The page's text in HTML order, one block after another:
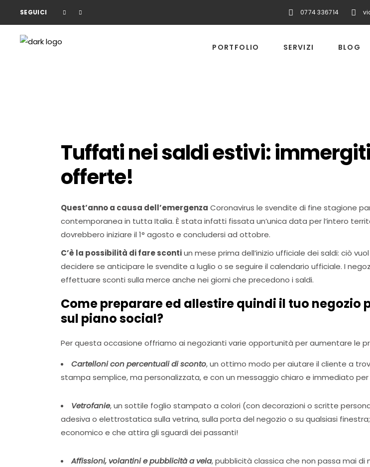
SEGUICI 0774 336714
PORTFOLIO SERVIZI BLOG
Tuffati nei saldi estivi:
offerte!
Quest’anno a causa dell’emergenza Coronavirus le svendite di fine stagione
contemporanea in tutta Italia. È stata infatti fissata un’unica data per l’intero
dovrebbero iniziare il 1° agosto e concludersi ad ottobre.
C’è la possibilità di fare scontiun mese prima dell’inizio ufficiale dei saldi: ciò
decidere se anticipare le svendite a luglio o se seguire il calendario ufficiale. I
effettuare sconti sulla merce anche nei giorni che precedono i saldi.
Come preparare ed allestire quindi il tuo negozio
sul piano social?
Per questa occasione offriamo ai negozianti varie opportunità per aumentare le
Cartelloni con percentuali di sconto, un ottimo modo per aiutare il cliente a
stampa semplice, ma personalizzata, e con un messaggio chiaro e immediato
Vetrofanie, un sottile foglio stampato a colori (con decorazioni o scritte
adesiva o elettrostatica sulla vetrina, sulla porta del negozio o su qualsiasi
economico e che attira gli sguardi dei passanti!
Affissioni, volantini e pubblicità a vela, pubblicità classica che non passa mai di